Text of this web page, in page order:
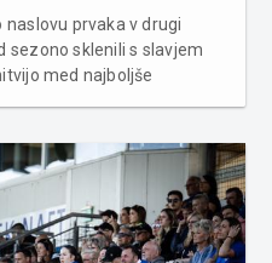
naslovu prvaka v drugi
sezono sklenili s slavjem
med najboljše